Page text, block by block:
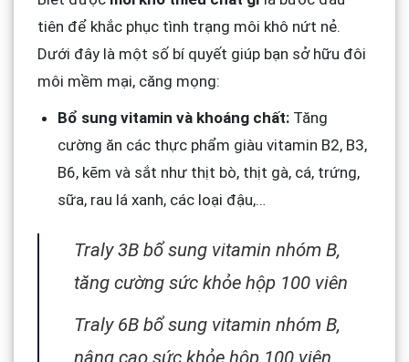
tiên để khắc phục tình trạng môi khô nứt nẻ.
Dưới đây là một số bí quyết giúp bạn sở hữu đôi
môi mềm mại, căng mọng:
Bổ sung vitamin và khoáng chất: Tăng
cường ăn các thực phẩm giàu vitamin B2, B3,
B6, kẽm và sắt như thịt bò, thịt gà, cá, trứng,
sữa, rau lá xanh, các loại đậu,…
Traly 3B bổ sung vitamin nhóm B,
tăng cường sức khỏe hộp 100 viên
Traly 6B bổ sung vitamin nhóm B,
nâng cao sức khỏe hộp 100 viên